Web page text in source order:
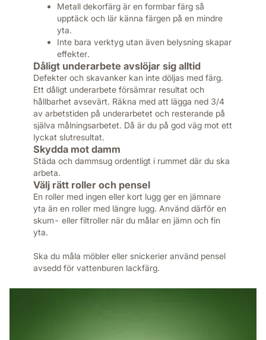
Metall dekorfärg är en formbar färg så
upptäck och lär känna färgen på en mindre
yta.
Inte bara verktyg utan även belysning skapar
effekter.
Dåligt underarbete avslöjar sig alltid
Defekter och skavanker kan inte döljas med färg.
Ett dåligt underarbete försämrar resultat och
hållbarhet avsevärt. Räkna med att lägga ned 3/4
av arbetstiden på underarbetet och resterande på
själva målningsarbetet. Då är du på god väg mot ett
lyckat slutresultat.
Skydda mot damm
Städa och dammsug ordentligt i rummet där du ska
arbeta.
Välj rätt roller och pensel
En roller med ingen eller kort lugg ger en jämnare
yta än en roller med längre lugg. Använd därför en
skum- eller filtroller när du målar en jämn och fin
yta.
Ska du måla möbler eller snickerier använd pensel
avsedd för vattenburen lackfärg.